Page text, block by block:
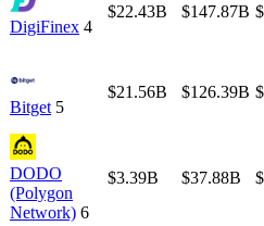
DigiFinex 4
$22.43B $147.87B
Bitget 5
$21.56B $126.39B
DODO
(Polygon
Network) 6
$3.39B $37.88B